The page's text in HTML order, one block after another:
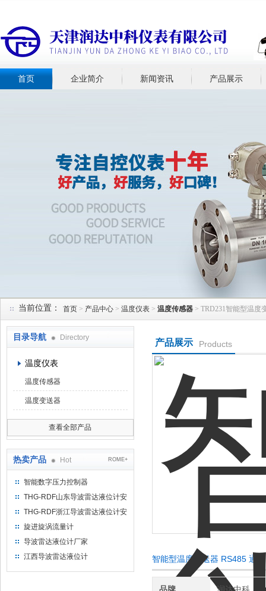
首页 企业简介 新闻资讯 产品展示
当前位置： 首页 > 产品中心 > 温度仪表 > 温度传感器 > TRD231智能型温度
目录导航 Directory
温度仪表
温度传感器
温度变送器
查看全部产品
热卖产品 Hot ROME+
智能数字压力控制器
THG-RDF山东导波雷达液位计安
装方法
THG-RDF浙江导波雷达液位计安
装方法
旋进旋涡流量计
导波雷达液位计厂家
江西导波雷达液位计
产品展示 Products
智能型温度变送器 RS485 通